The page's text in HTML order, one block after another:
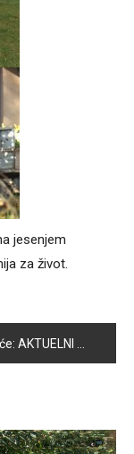
jesenjem
za život.
AKTUELNI RADOVI UREĐENJA JOŠANIČKOG POTOKA